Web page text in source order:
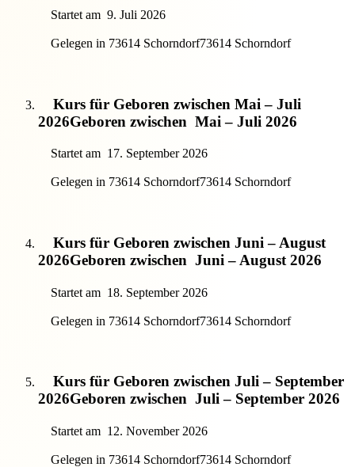
Startet am 9. Juli 2026
Gelegen in 73614 Schorndorf73614 Schorndorf
Kurs für Geboren zwischen Mai – Juli
2026Geboren zwischen Mai – Juli 2026
Startet am 17. September 2026
Gelegen in 73614 Schorndorf73614 Schorndorf
Kurs für Geboren zwischen Juni – August
2026Geboren zwischen Juni – August 2026
Startet am 18. September 2026
Gelegen in 73614 Schorndorf73614 Schorndorf
Kurs für Geboren zwischen Juli – September
2026Geboren zwischen Juli – September 2026
Startet am 12. November 2026
Gelegen in 73614 Schorndorf73614 Schorndorf